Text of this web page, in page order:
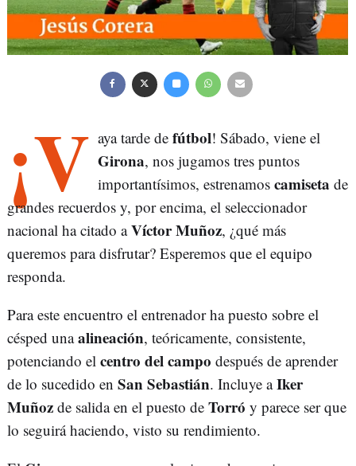
¡V aya tarde de fútbol! Sábado, viene el
Girona, nos jugamos tres puntos
importantísimos, estrenamos camiseta de
grandes recuerdos y, por encima, el seleccionador
nacional ha citado aVíctor Muñoz, ¿qué más
queremos para disfrutar? Esperemos que el equipo
responda.
Para este encuentro el entrenador ha puesto sobre el
césped unaalineación, teóricamente, consistente,
potenciando el centro del campo después de aprender
de lo sucedido en San Sebastián. Incluye aIker
Muñoz de salida en el puesto de Torró y parece ser que
lo seguirá haciendo, visto su rendimiento.